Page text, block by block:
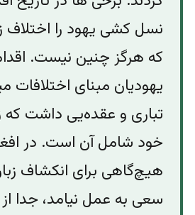
نسل کشی یهود را اختلاف
که هرگز چنین نیست.
یهودیان مبنای اختلافات
تباری و عقده‌یی داشت که
خود شامل آن است. در
هیچ‌گاهی برای انکشاف
سعی به عمل نیامد، جدا از